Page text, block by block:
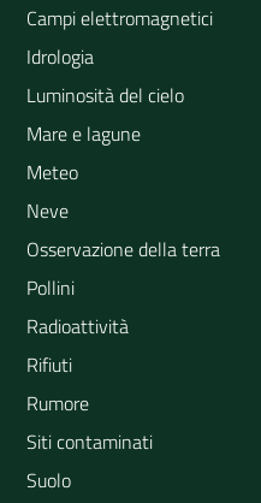
Campi elettromagnetici
Idrologia
Luminosità del cielo
Mare e lagune
Meteo
Neve
Osservazione della terra
Pollini
Radioattività
Rifiuti
Rumore
Siti contaminati
Suolo